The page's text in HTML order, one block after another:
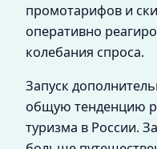
промотарифов и
оперативно
колебания спроса.
Запуск
общую тенденцию
туризма в России.